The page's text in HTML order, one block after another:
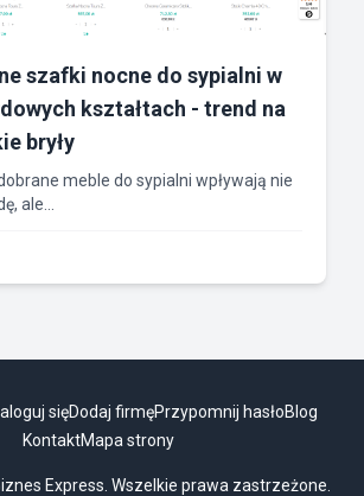
szafki nocne do sypialni w
kształtach - trend na
bryły
meble do sypialni wpływają nie
ale...
sięDodaj firmęPrzypomnij hasłoBlog
KontaktMapa strony
Express. Wszelkie prawa zastrzeżone.